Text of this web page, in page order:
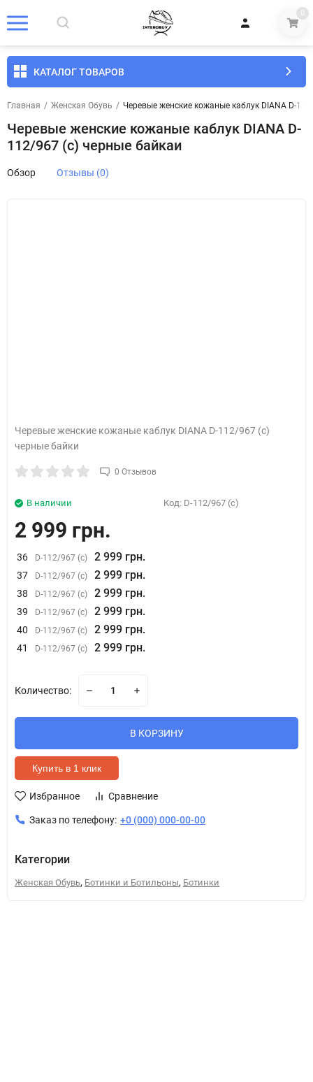
0
КАТАЛОГ ТОВАРОВ
Главная / Женская Обувь / Черевые женские кожаные каблук DIANA D-
Черевые женские кожаные каблук DIANA D-
112/967 (c) черные байкаи
Обзор Отзывы (0)
Черевые женские кожаные каблук DIANA D-112/967 (c)
черные байки
0 Отзывов
В наличии Код: D-112/967 (c)
2 999 грн.
36 D-112/967 (c) 2 999 грн.
37 D-112/967 (c) 2 999 грн.
38 D-112/967 (c) 2 999 грн.
39 D-112/967 (c) 2 999 грн.
40 D-112/967 (c) 2 999 грн.
41 D-112/967 (c) 2 999 грн.
Количество:
В КОРЗИНУ
Купить в 1 клик
Избранное Сравнение
Заказ по телефону: +0 (000) 000-00-00
Категории
Женская Обувь, Ботинки и Ботильоны, Ботинки